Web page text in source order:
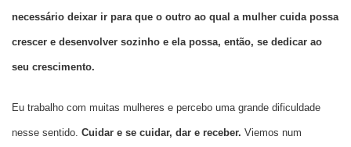
necessário deixar ir para que o outro ao qual a mulher cuida possa
crescer e desenvolver sozinho e ela possa, então, se dedicar ao
seu crescimento.
Eu trabalho com muitas mulheres e percebo uma grande dificuldade
nesse sentido. Cuidar e se cuidar, dar e receber. Viemos num